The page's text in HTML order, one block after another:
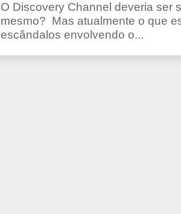
O Discovery Channel deveria ser
mesmo? Mas atualmente o que
escândalos envolvendo o...